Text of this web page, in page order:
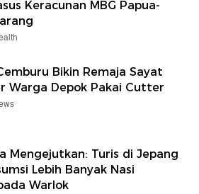
Keracunan MBG Papua-
Bikin Remaja Sayat
Warga Depok Pakai Cutter
Mengejutkan: Turis di Jepang
Lebih Banyak Nasi
Warlok